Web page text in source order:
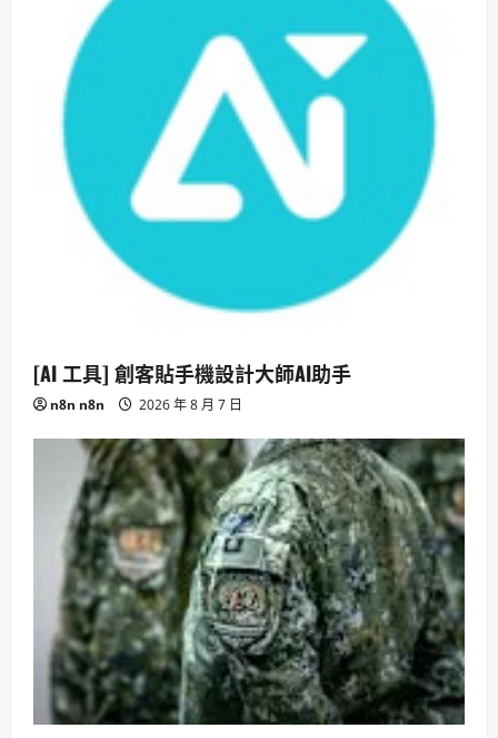
[AI 工具] 創客貼手機設計大師AI助手
n8n n8n 2026 年 8 月 7 日